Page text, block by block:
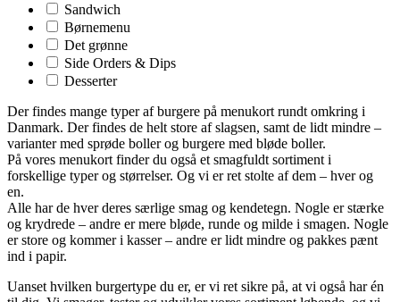
Sandwich
Børnemenu
Det grønne
Side Orders & Dips
Desserter
Der findes mange typer af burgere på menukort rundt omkring i
Danmark. Der findes de helt store af slagsen, samt de lidt mindre –
varianter med sprøde boller og burgere med bløde boller.
På vores menukort finder du også et smagfuldt sortiment i
forskellige typer og størrelser. Og vi er ret stolte af dem – hver og
en.
Alle har de hver deres særlige smag og kendetegn. Nogle er stærke
og krydrede – andre er mere bløde, runde og milde i smagen. Nogle
er store og kommer i kasser – andre er lidt mindre og pakkes pænt
ind i papir.
Uanset hvilken burgertype du er, er vi ret sikre på, at vi også har én